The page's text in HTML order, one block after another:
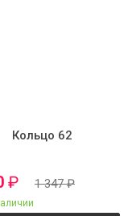
Кольцо 62
₽ 1 347₽